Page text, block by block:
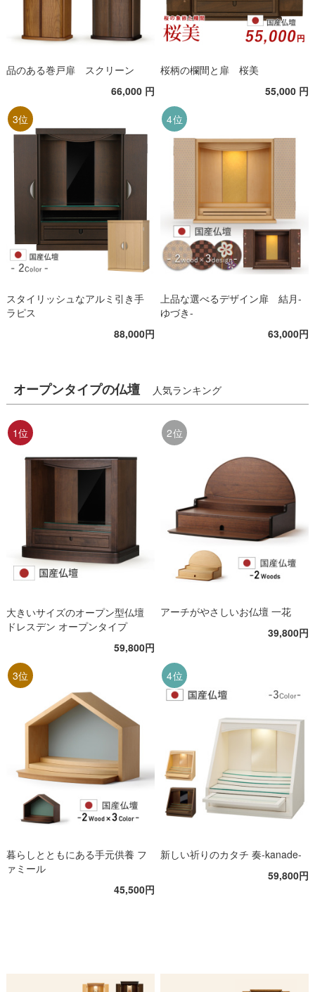
品のある巻戸扉 スクリーン
66,000 円
桜柄の欄間と扉 桜美
55,000 円
3位
スタイリッシュなアルミ引き手
ラピス
88,000円
4位
上品な選べるデザイン扉 結月-
ゆづき-
63,000円
オープンタイプの仏壇 人気ランキング
1位
大きいサイズのオープン型仏壇
ドレスデン オープンタイプ
59,800円
2位
アーチがやさしいお仏壇 一花
39,800円
3位
暮らしとともにある手元供養 フ
ァミール
45,500円
4位
新しい祈りのカタチ 奏-kanade-
59,800円